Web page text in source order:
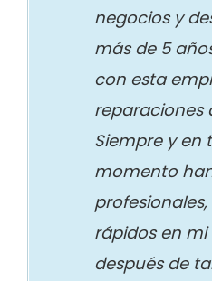
negocios y
más de 5
con esta
reparaciones
Siempre y en
momento
rápidos en mi
después de